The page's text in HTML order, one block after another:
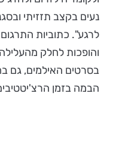
נעים בקצב תזזיתי
לרגע". כתוביות
והופכות לחלק
בסרטים האילמים, גם
הבמה בזמן